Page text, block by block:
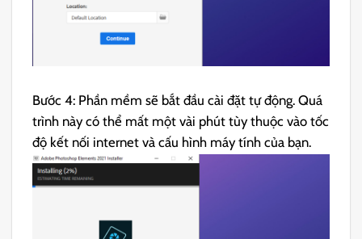
Bước 4: Phần mềm sẽ bắt đầu cài đặt tự động. Quá
trình này có thể mất một vài phút tùy thuộc vào tốc
độ kết nối internet và cấu hình máy tính của bạn.